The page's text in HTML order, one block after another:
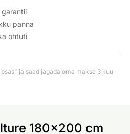
garantii
panna
õhtuti
ja saad jagada oma makse 3 kuu
180×200 cm